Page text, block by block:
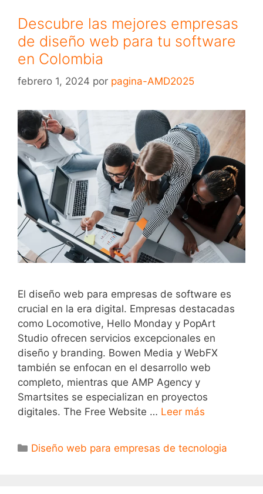
Descubre las mejores empresas
de diseño web para tu software
en Colombia
febrero 1, 2024 por pagina-AMD2025
El diseño web para empresas de software es
crucial en la era digital. Empresas destacadas
como Locomotive, Hello Monday y PopArt
Studio ofrecen servicios excepcionales en
diseño y branding. Bowen Media y WebFX
también se enfocan en el desarrollo web
completo, mientras que AMP Agency y
Smartsites se especializan en proyectos
digitales. The Free Website … Leer más
Diseño web para empresas de tecnologia